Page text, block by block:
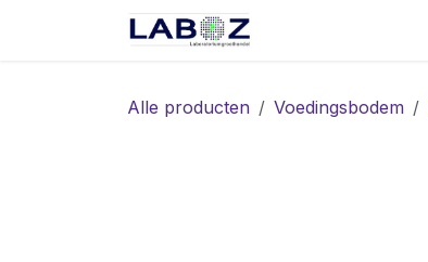
Alle producten Voedingsbodem